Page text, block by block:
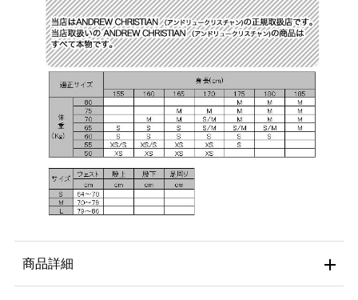
商品詳細